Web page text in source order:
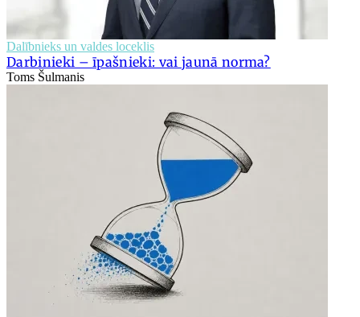
Dalībnieks un valdes loceklis
Darbinieki – īpašnieki: vai jaunā norma?
Toms Šulmanis